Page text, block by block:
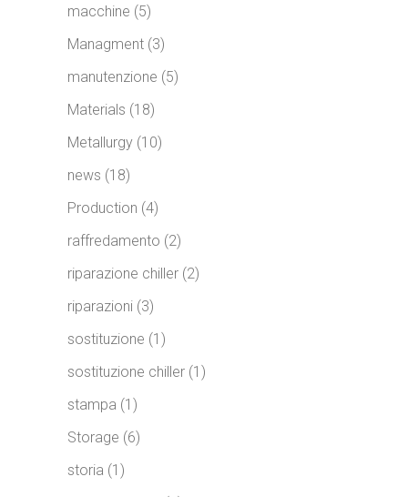
macchine (5)
Managment (3)
manutenzione (5)
Materials (18)
Metallurgy (10)
news (18)
Production (4)
raffredamento (2)
riparazione chiller (2)
riparazioni (3)
sostituzione (1)
sostituzione chiller (1)
stampa (1)
Storage (6)
storia (1)